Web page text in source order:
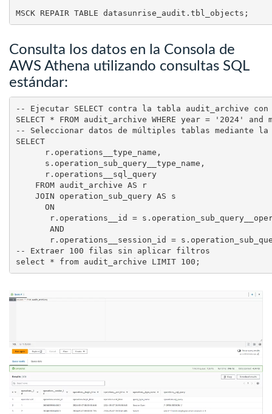
Consulta los datos en la Consola de
AWS Athena utilizando consultas SQL
estándar:
-- Ejecutar SELECT contra la tabla audit_archive
SELECT * FROM audit_archive WHERE year = '2024'
-- Seleccionar datos de múltiples tablas mediante la
SELECT
      r.operations__type_name,
      s.operation_sub_query__type_name,
      r.operations__sql_query
    FROM audit_archive AS r
    JOIN operation_sub_query AS s
      ON
r.operations__id =
       AND
r.operations__session_id =
-- Extraer 100 filas sin aplicar filtros